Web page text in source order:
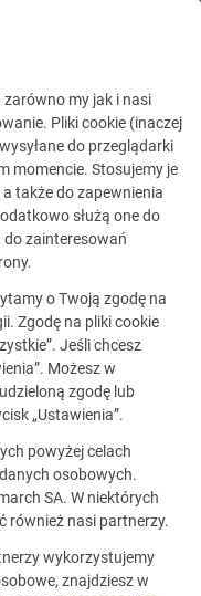
zarówno my jak i nasi
Pliki cookie (inaczej
do przeglądarki
momencie. Stosujemy je
także do zapewnienia
służą one do
zainteresowań
o Twoją zgodę na
Zgodę na pliki cookie
Jeśli chcesz
Możesz w
zgodę lub
„Ustawienia”.
powyżej celach
osobowych.
SA. W niektórych
również nasi partnerzy.
wykorzystujemy
znajdziesz w